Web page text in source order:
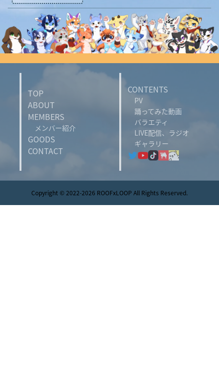
TOP
ABOUT
MEMBERS
メンバー紹介
GOODS
CONTACT
CONTENTS
PV
踊ってみた動画
バラエティ
LIVE配信、ラジオ
ギャラリー
Copyright © 2022-2026 ROOFxLOOP All Rights Reserved.